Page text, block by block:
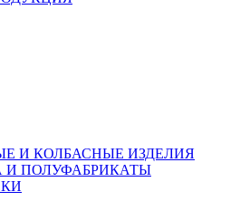
И КОЛБАСНЫЕ ИЗДЕЛИЯ
И ПОЛУФАБРИКАТЫ